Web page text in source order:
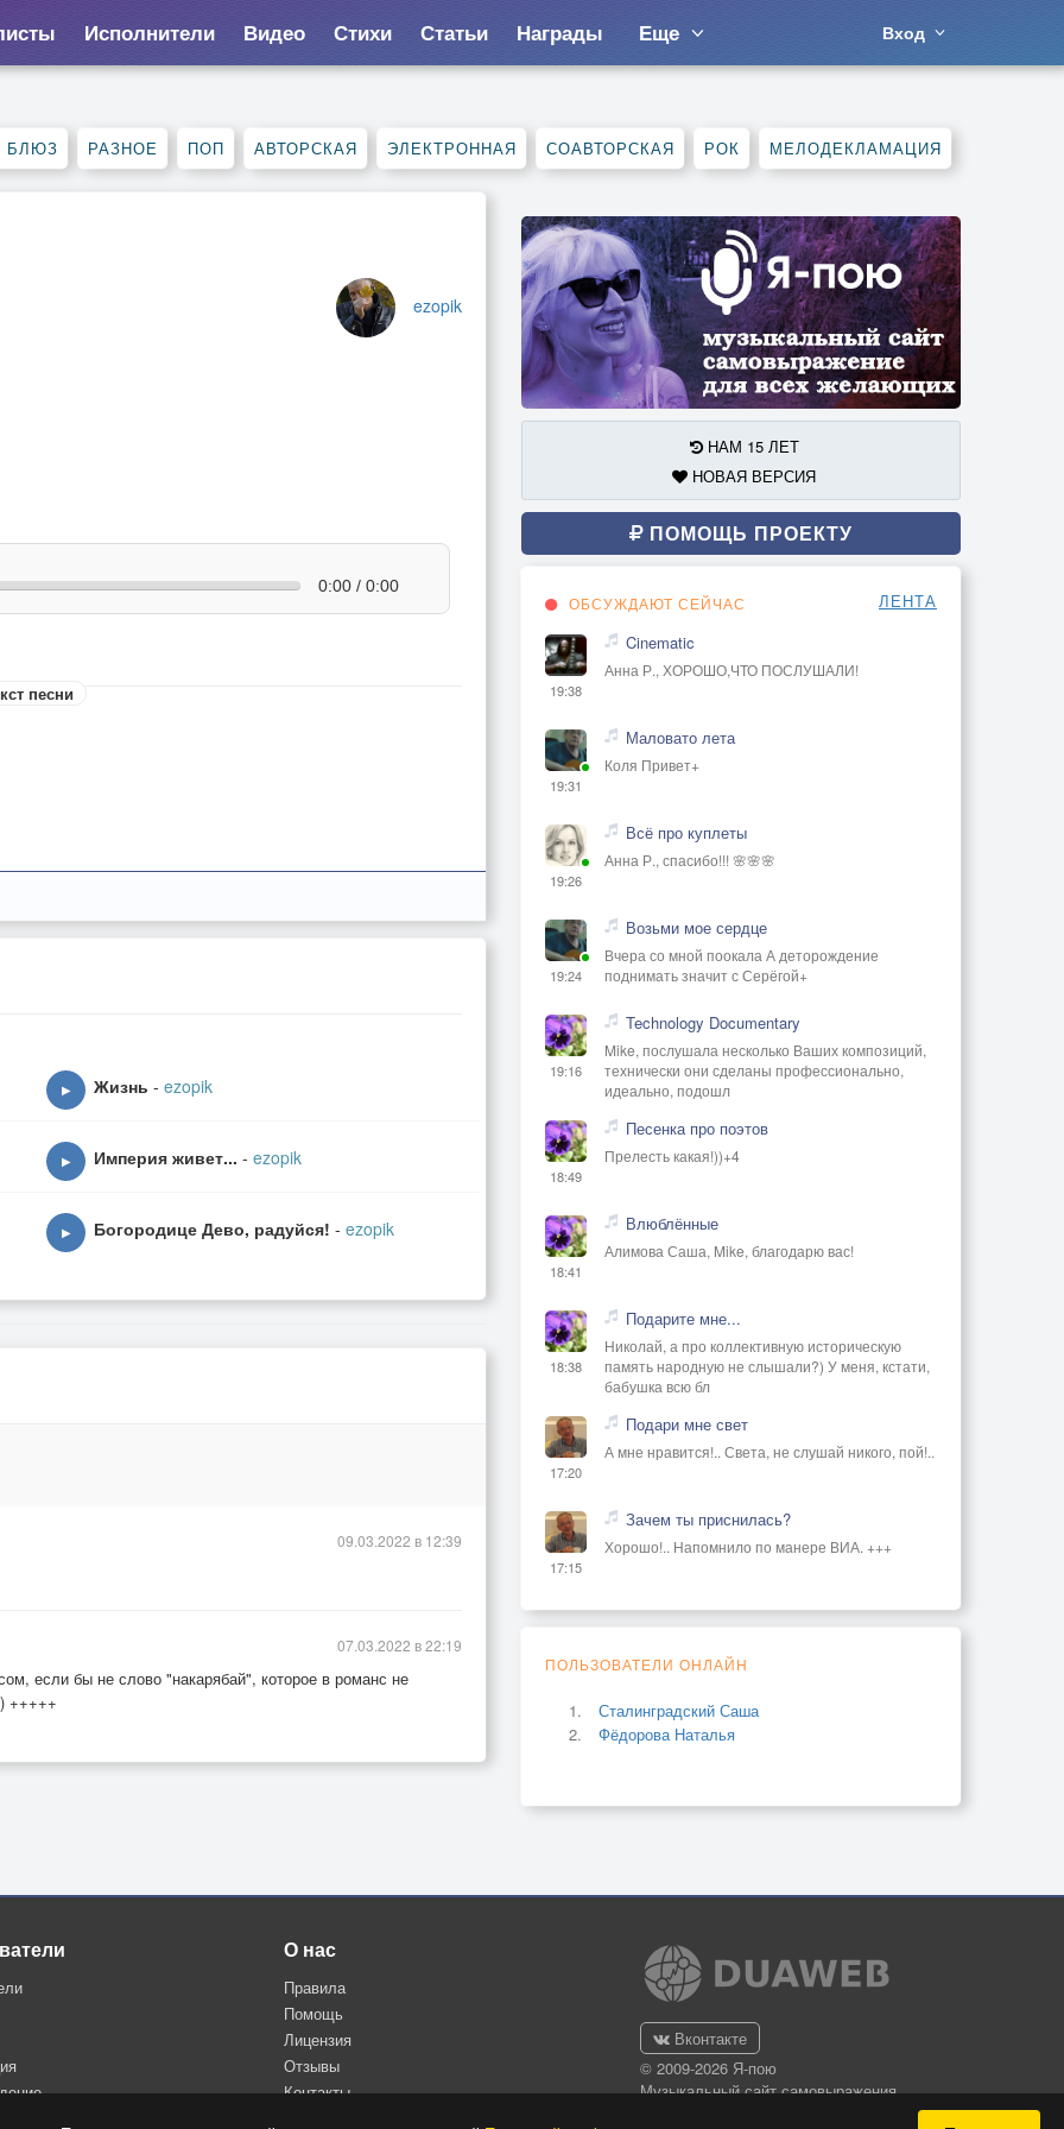
Исполнители Видео Стихи Статьи Награды Еще Вход
БЛЮЗ РАЗНОЕ ПОП АВТОРСКАЯ ЭЛЕКТРОННАЯ СОАВТОРСКАЯ РОК МЕЛОДЕКЛАМАЦИЯ
ezopik
0:00 / 0:00
песни
▶ Жизнь - ezopik
▶ Империя живет... - ezopik
▶ Богородице Дево, радуйся! - ezopik
09.03.2022 в 12:39
если бы не слово "накарябай", которое в романс не
+++++
07.03.2022 в 22:19
НАМ 15 ЛЕТ
НОВАЯ ВЕРСИЯ
ПОМОЩЬ ПРОЕКТУ
ОБСУЖДАЮТ СЕЙЧАС ЛЕНТА
19:38
Cinematic
Анна Р., ХОРОШО,ЧТО ПОСЛУШАЛИ!
19:31
Маловато лета
Коля Привет+
19:26
Всё про куплеты
Анна Р., спасибо!!! 🌸🌸🌸
19:24
Возьми мое сердце
Вчера со мной поокала А деторождение
поднимать значит с Серёгой+
19:16
Technology Documentary
Mike, послушала несколько Ваших композиций,
технически они сделаны профессионально,
идеально, подошл
18:49
Песенка про поэтов
Прелесть какая!))+4
18:41
Влюблённые
Алимова Саша, Mike, благодарю вас!
18:38
Подарите мне...
Николай, а про коллективную историческую
память народную не слышали?) У меня, кстати,
бабушка всю бл
17:20
Подари мне свет
А мне нравится!.. Света, не слушай никого, пой!..
17:15
Зачем ты приснилась?
Хорошо!.. Напомнило по манере ВИА. +++
ПОЛЬЗОВАТЕЛИ ОНЛАЙН
Сталинградский Саша
Фёдорова Наталья
О нас
Правила
Помощь
Лицензия
Отзывы
Контакты
Вконтакте
© 2009-2026 Я-пою
Музыкальный сайт самовыражения